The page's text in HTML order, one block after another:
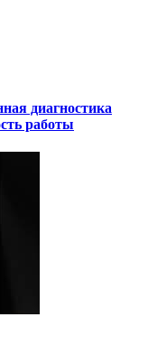
диагностика
работы